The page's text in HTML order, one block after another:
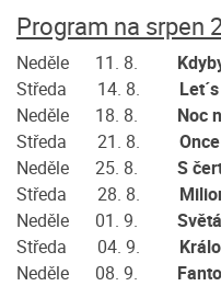
Program na srpen
Neděle 11. 8.
Středa 14. 8.
Neděle 18. 8. Noc
Středa 21. 8. Once
Neděle 25. 8. S
Středa 28. 8.
Neděle 01. 9.
Středa 04. 9.
Neděle 08. 9.